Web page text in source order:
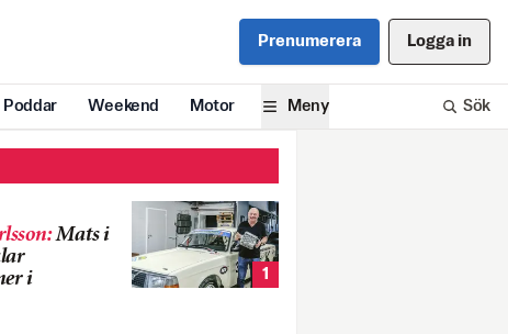
Prenumerera Logga in
Poddar Weekend Motor Meny Sök
:Mats i
i
1